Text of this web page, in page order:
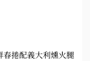
春捲配義大利燻火腿